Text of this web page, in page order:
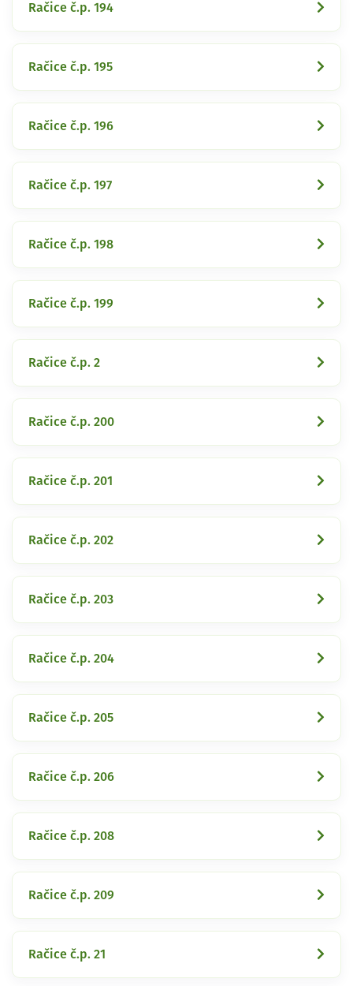
Račice č.p. 194
Račice č.p. 195
Račice č.p. 196
Račice č.p. 197
Račice č.p. 198
Račice č.p. 199
Račice č.p. 2
Račice č.p. 200
Račice č.p. 201
Račice č.p. 202
Račice č.p. 203
Račice č.p. 204
Račice č.p. 205
Račice č.p. 206
Račice č.p. 208
Račice č.p. 209
Račice č.p. 21